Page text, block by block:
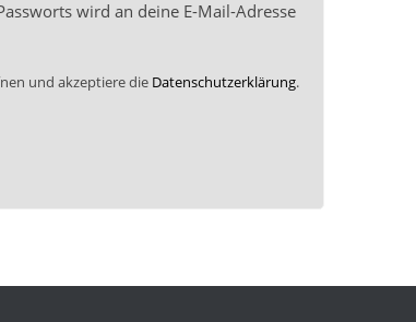
wird an deine E-Mail-Adresse
und akzeptiere die Datenschutzerklärung.